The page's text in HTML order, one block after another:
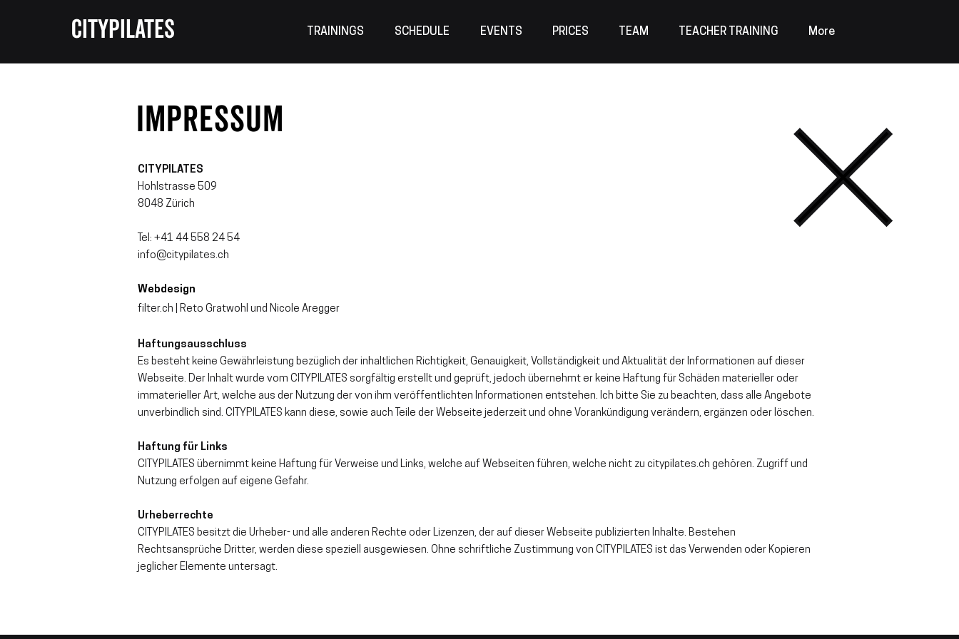
CITYPILATES TRAININGS SCHEDULE EVENTS PRICES TEAM TEACHER TRAINING More
ImpRESSUM
CITYPILATES
Hohlstrasse 509
8048 Zürich
Tel: +41 44 558 24 54
info@citypilates.ch
Webdesign
filter.ch | Reto Gratwohl und Nicole Aregger
Haftungsausschluss
Es besteht keine Gewährleistung bezüglich der inhaltlichen Richtigkeit, Genauigkeit, Vollständigkeit und Aktualität der Informationen auf dieser
Webseite. Der Inhalt wurde vom CITYPILATES sorgfältig erstellt und geprüft, jedoch übernehmt er keine Haftung für Schäden materieller oder
immaterieller Art, welche aus der Nutzung der von ihm veröffentlichten Informationen entstehen. Ich bitte Sie zu beachten, dass alle Angebote
unverbindlich sind. CITYPILATES kann diese, sowie auch Teile der Webseite jederzeit und ohne Vorankündigung verändern, ergänzen oder löschen.
Haftung für Links
CITYPILATES übernimmt keine Haftung für Verweise und Links, welche auf Webseiten führen, welche nicht zu citypilates.ch gehören. Zugriff und
Nutzung erfolgen auf eigene Gefahr.
Urheberrechte
CITYPILATES besitzt die Urheber- und alle anderen Rechte oder Lizenzen, der auf dieser Webseite publizierten Inhalte. Bestehen
Rechtsansprüche Dritter, werden diese speziell ausgewiesen. Ohne schriftliche Zustimmung von CITYPILATES ist das Verwenden oder Kopieren
jeglicher Elemente untersagt.